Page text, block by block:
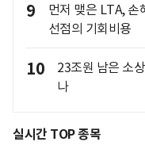
9
먼저 맺은 LTA,
선점의 기회비용
10
23조원 남은 소
나
실시간 TOP 종목